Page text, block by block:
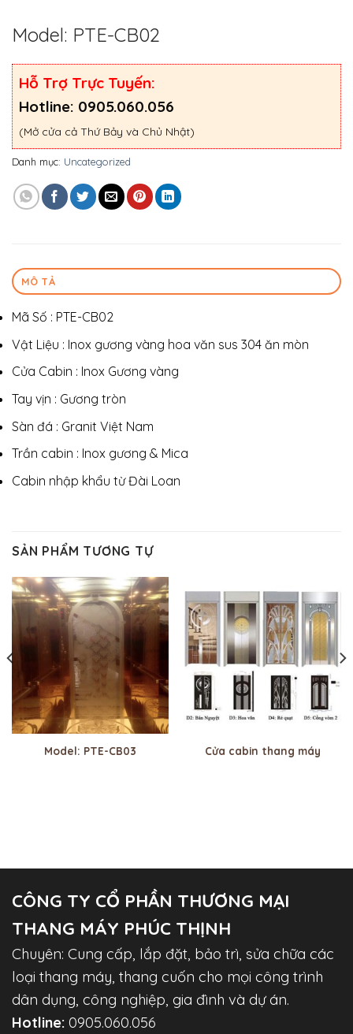
Model: PTE-CB02
Hỗ Trợ Trực Tuyến:
Hotline: 0905.060.056
(Mở cửa cả Thứ Bảy và Chủ Nhật)
Danh mục: Uncategorized
MÔ TẢ
Mã Số : PTE-CB02
Vật Liệu : Inox gương vàng hoa văn sus 304 ăn mòn
Cửa Cabin : Inox Gương vàng
Tay vịn : Gương tròn
Sàn đá : Granit Việt Nam
Trần cabin : Inox gương & Mica
Cabin nhập khẩu từ Đài Loan
SẢN PHẨM TƯƠNG TỰ
Model: PTE-CB03 Cửa cabin thang máy
CÔNG TY CỔ PHẦN THƯƠNG MẠI
THANG MÁY PHÚC THỊNH
Chuyên: Cung cấp, lắp đặt, bảo trì, sửa chữa các
loại thang máy, thang cuốn cho mọi công trình
dân dụng, công nghiệp, gia đình và dự án.
Hotline: 0905.060.056